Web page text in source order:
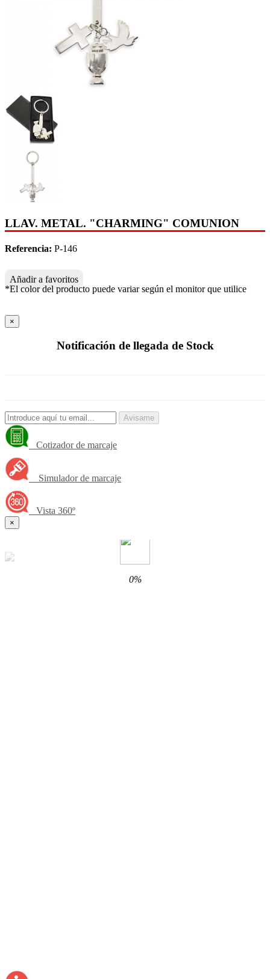
LLAV. METAL. "CHARMING" COMUNION
Referencia: P-146
Añadir a favoritos
*El color del producto puede variar según el monitor que utilice
×
Notificación de llegada de Stock
Avisame
Cotizador de marcaje
Simulador de marcaje
Vista 360º
×